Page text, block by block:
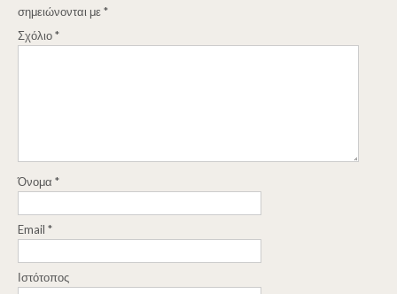
σημειώνονται με*
Σχόλιο*
Όνομα *
Email *
Ιστότοπος